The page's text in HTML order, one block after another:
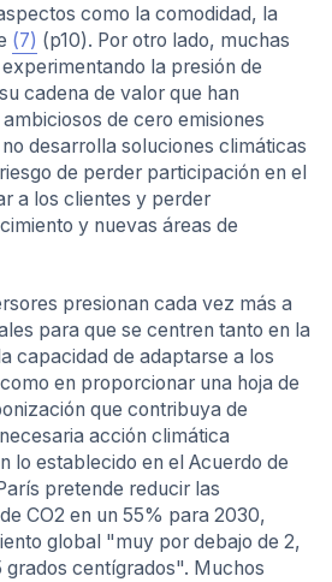
como la comodidad, la
(7) (p10). Por otro lado, muchas
la presión de
cadena de valor que han
de cero emisiones
desarrolla soluciones climáticas
de perder participación en el
a los clientes y perder
y nuevas áreas de
presionan cada vez más a
para que se centren tanto en la
capacidad de adaptarse a los
en proporcionar una hoja de
que contribuya de
acción climática
lo establecido en el Acuerdo de
pretende reducir las
CO2 en un 55% para 2030,
global "muy por debajo de 2,
grados centígrados". Muchos